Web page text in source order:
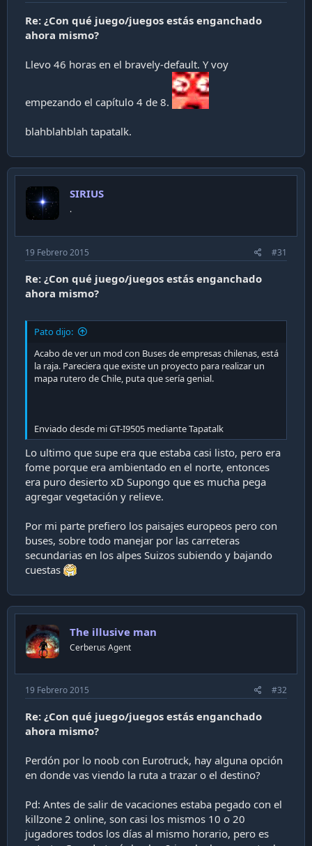
Re: ¿Con qué juego/juegos estás enganchado
ahora mismo?
Llevo 46 horas en el bravely-default. Y voy
empezando el capítulo 4 de 8.
blahblahblah tapatalk.
SIRIUS
.
19 Febrero 2015 #31
Re: ¿Con qué juego/juegos estás enganchado
ahora mismo?
Pato dijo:
Acabo de ver un mod con Buses de empresas chilenas, está
la raja. Pareciera que existe un proyecto para realizar un
mapa rutero de Chile, puta que sería genial.
Enviado desde mi GT-I9505 mediante Tapatalk
Lo ultimo que supe era que estaba casi listo, pero era
fome porque era ambientado en el norte, entonces
era puro desierto xD Supongo que es mucha pega
agregar vegetación y relieve.
Por mi parte prefiero los paisajes europeos pero con
buses, sobre todo manejar por las carreteras
secundarias en los alpes Suizos subiendo y bajando
cuestas
The illusive man
Cerberus Agent
19 Febrero 2015 #32
Re: ¿Con qué juego/juegos estás enganchado
ahora mismo?
Perdón por lo noob con Eurotruck, hay alguna opción
en donde vas viendo la ruta a trazar o el destino?
Pd: Antes de salir de vacaciones estaba pegado con el
killzone 2 online, son casi los mismos 10 o 20
jugadores todos los días al mismo horario, pero es